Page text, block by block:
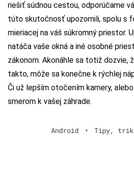
riešiť súdnou cestou, odporúčame
túto skutočnosť upozornili, spolu s
mieriacej na váš súkromný priestor.
natáča vaše okná a iné osobné
zákonom. Akonáhle sa totiž
takto, môže sa konečne k rýchlej
Či už lepším otočením kamery,
smerom k vašej záhrade.
Android • Tipy,